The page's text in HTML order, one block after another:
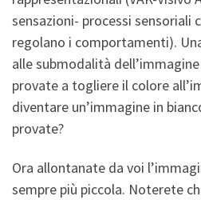
sensazioni- processi sensoriali
regolano i comportamenti).
alle submodalità
provate a togliere il colore
diventare un’immagine in
provate?
Ora allontanate da voi
sempre più piccola. Noterete